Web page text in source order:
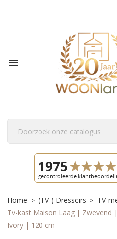

Home (TV-) Dressoirs
TV-
Tv-kast Maison Laag | Zwevend
Ivory | 120 cm